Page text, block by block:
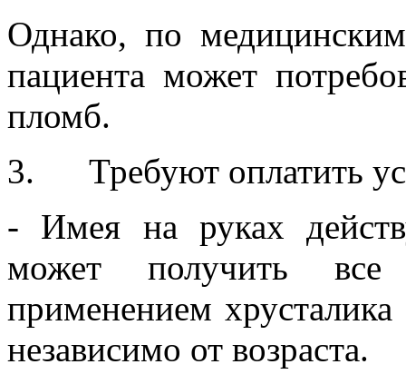
Однако, по
пациента может
пломб.
3. Требуют оплатить
- Имея на руках
может получить все
применением хрусталика
независимо от возраста.